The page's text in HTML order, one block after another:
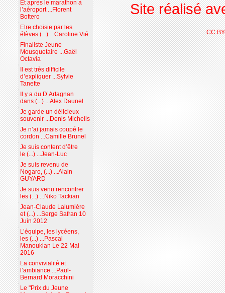
Et après le marathon à
l’aéroport ...Florent
Bottero
Etre choisie par les
élèves (...) ...Caroline Vié
Finaliste Jeune
Mousquetaire ...Gaël
Octavia
Il est très difficile
d’expliquer ...Sylvie
Tanette
Il y a du D’Artagnan
dans (...) ...Alex Daunel
Je garde un délicieux
souvenir ...Denis Michelis
Je n’ai jamais coupé le
cordon ...Camille Brunel
Je suis content d’être
le (...) ...Jean-Luc
Je suis revenu de
Nogaro, (...) ...Alain
GUYARD
Je suis venu rencontrer
les (...) ...Niko Tackian
Jean-Claude Lalumière
et (...) ...Serge Safran 10
Juin 2012
L’équipe, les lycéens,
les (...) ...Pascal
Manoukian Le 22 Mai
2016
La convivialité et
l’ambiance ...Paul-
Bernard Moracchini
Le "Prix du Jeune
Site réalisé
CC